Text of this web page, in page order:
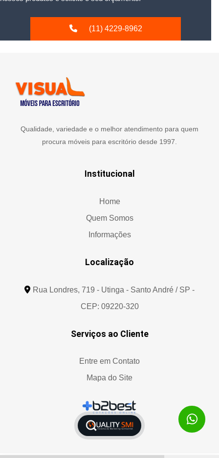
(11) 4229-8962
Qualidade, variedade e o melhor atendimento para quem
procura móveis para escritório desde 1997.
Institucional
Home
Quem Somos
Informações
Localização
Rua Londres, 719 - Utinga - Santo André / SP -
CEP: 09220-320
Serviços ao Cliente
Entre em Contato
Mapa do Site